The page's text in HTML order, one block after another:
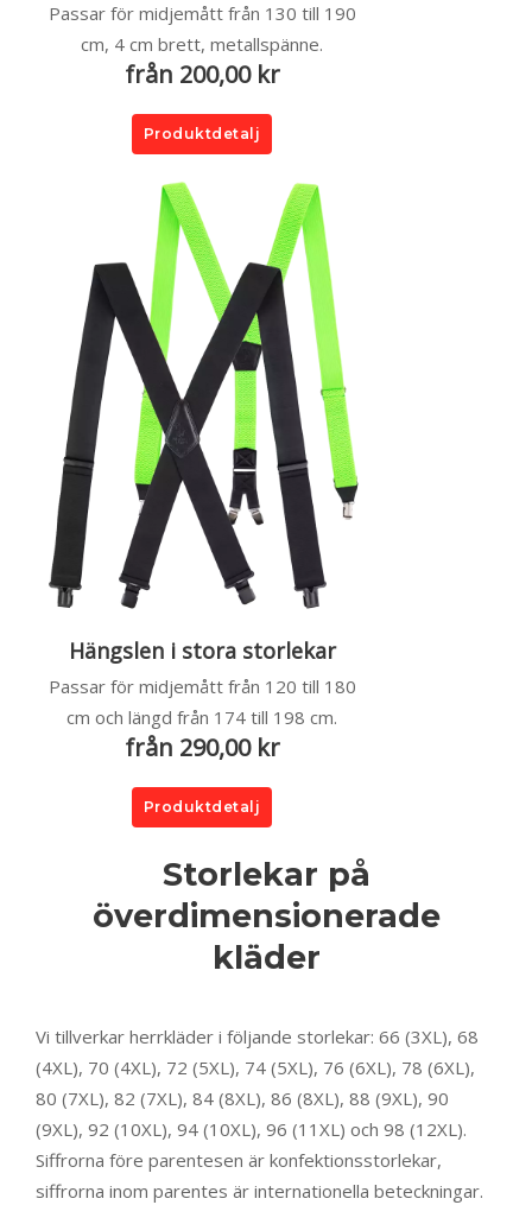
Passar för midjemått från 130 till 190
cm, 4 cm brett, metallspänne.
från 200,00 kr
Produktdetalj
Hängslen i stora storlekar
Passar för midjemått från 120 till 180
cm och längd från 174 till 198 cm.
från 290,00 kr
Produktdetalj
Storlekar på
överdimensionerade
kläder
Vi tillverkar herrkläder i följande storlekar: 66 (3XL), 68
(4XL), 70 (4XL), 72 (5XL), 74 (5XL), 76 (6XL), 78 (6XL),
80 (7XL), 82 (7XL), 84 (8XL), 86 (8XL), 88 (9XL), 90
(9XL), 92 (10XL), 94 (10XL), 96 (11XL) och 98 (12XL).
Siffrorna före parentesen är konfektionsstorlekar,
siffrorna inom parentes är internationella beteckningar.